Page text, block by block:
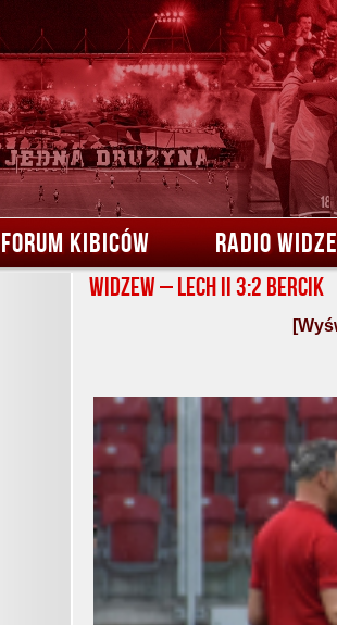
FORUM KIBICÓW RADIO
Widzew – Lech II 3:2 Bercik